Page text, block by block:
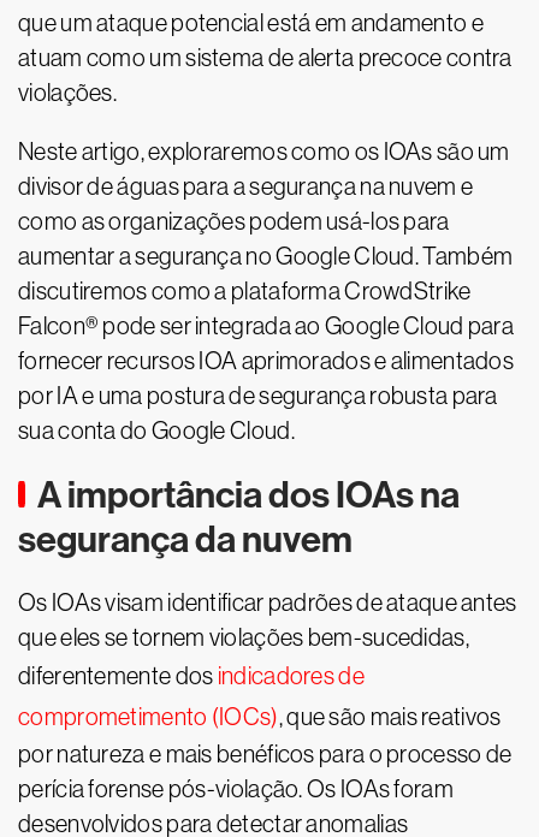
que um ataque potencial está em andamento e
atuam como um sistema de alerta precoce contra
violações.
Neste artigo, exploraremos como os IOAs são um
divisor de águas para a segurança na nuvem e
como as organizações podem usá-los para
aumentar a segurança no Google Cloud. Também
discutiremos como a plataforma CrowdStrike
Falcon® pode ser integrada ao Google Cloud para
fornecer recursos IOA aprimorados e alimentados
por IA e uma postura de segurança robusta para
sua conta do Google Cloud.
A importância dos IOAs na
segurança da nuvem
Os IOAs visam identificar padrões de ataque antes
que eles se tornem violações bem-sucedidas,
diferentemente dos indicadores de
comprometimento (IOCs), que são mais reativos
por natureza e mais benéficos para o processo de
perícia forense pós-violação. Os IOAs foram
desenvolvidos para detectar anomalias